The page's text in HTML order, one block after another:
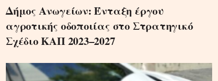
Δήμος Ανωγείων: Ένταξη έργου
αγροτικής οδοποιίας στο Στρατηγικό
Σχέδιο ΚΑΠ 2023–2027